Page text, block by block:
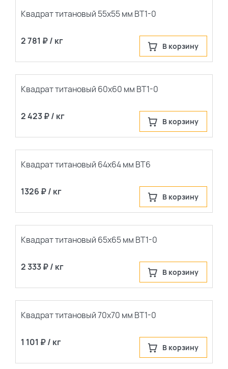
Квадрат титановый 55х55 мм ВТ1-0
2 781 ₽ / кг В корзину
Квадрат титановый 60х60 мм ВТ1-0
2 423 ₽ / кг В корзину
Квадрат титановый 64х64 мм ВТ6
1326 ₽ / кг В корзину
Квадрат титановый 65х65 мм ВТ1-0
2 333 ₽ / кг В корзину
Квадрат титановый 70х70 мм ВТ1-0
1 101 ₽ / кг В корзину